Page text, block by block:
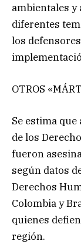
ambientales
diferentes
los
OTROS
Se estima
de los
fueron
según datos
Derechos
Colombia y
quienes
región.